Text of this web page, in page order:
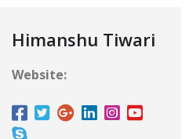
Himanshu Tiwari
Website: